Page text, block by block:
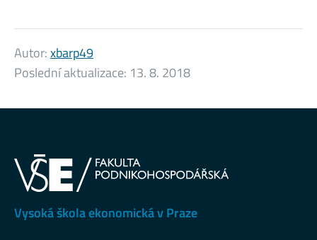
Autor:xbarp49
Poslední aktualizace: 13. 8. 2018
Vysoká škola ekonomická v Praze